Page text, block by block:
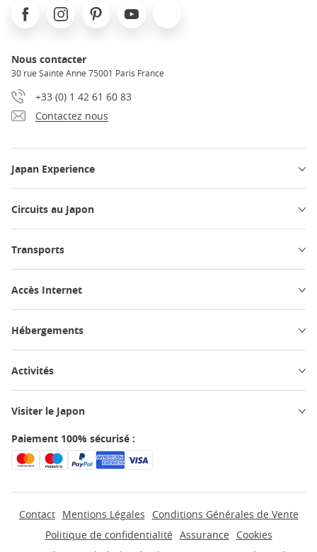
FacebookInstagramPinterest Youtube
Nous contacter
30 rue Sainte Anne 75001 Paris France
+33 (0) 1 42 61 60 83
Contactez nous
Japan Experience
Circuits au Japon
Transports
Accès Internet
Hébergements
Activités
Visiter le Japon
Paiement 100% sécurisé :
Contact Mentions Légales
Conditions Générales de Vente
Politique de confidentialité Assurance
Cookies